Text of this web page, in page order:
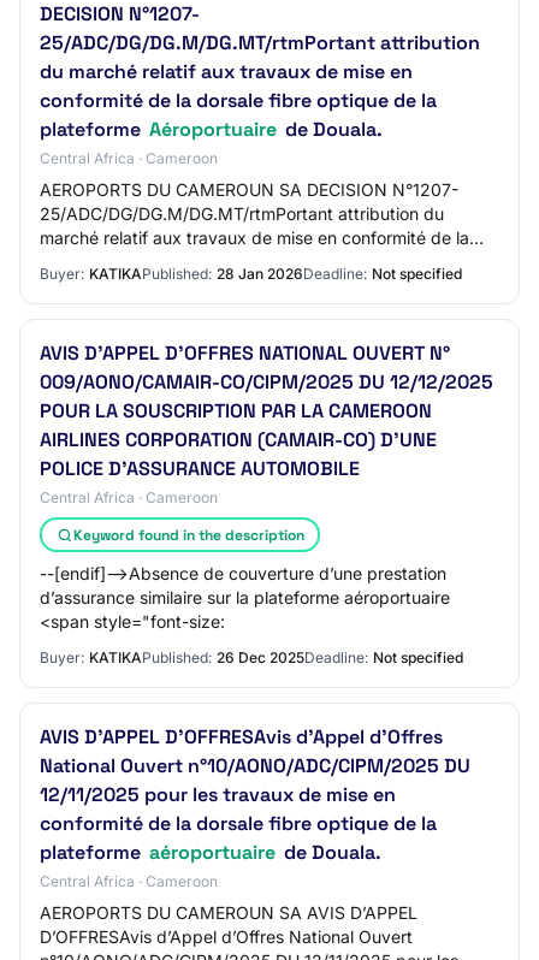
DECISION N°1207-
25/ADC/DG/DG.M/DG.MT/rtmPortant attribution
du marché relatif aux travaux de mise en
conformité de la dorsale fibre optique de la
plateforme Aéroportuaire de Douala.
Central Africa · Cameroon
AEROPORTS DU CAMEROUN SA DECISION N°1207-
25/ADC/DG/DG.M/DG.MT/rtmPortant attribution du
marché relatif aux travaux de mise en conformité de la
Buyer: KATIKAPublished: 28 Jan 2026Deadline: Not specified
AVIS D’APPEL D’OFFRES NATIONAL OUVERT N°
009/AONO/CAMAIR-CO/CIPM/2025 DU 12/12/2025
POUR LA SOUSCRIPTION PAR LA CAMEROON
AIRLINES CORPORATION (CAMAIR-CO) D’UNE
POLICE D’ASSURANCE AUTOMOBILE
Central Africa · Cameroon
Keyword found in the description
--[endif]-->Absence de couverture d’une prestation
d’assurance similaire sur la plateforme aéroportuaire
<span style="font-size:
Buyer: KATIKAPublished: 26 Dec 2025Deadline: Not specified
AVIS D’APPEL D’OFFRESAvis d’Appel d’Offres
National Ouvert n°10/AONO/ADC/CIPM/2025 DU
12/11/2025 pour les travaux de mise en
conformité de la dorsale fibre optique de la
plateforme aéroportuaire de Douala.
Central Africa · Cameroon
AEROPORTS DU CAMEROUN SA AVIS D’APPEL
D’OFFRESAvis d’Appel d’Offres National Ouvert